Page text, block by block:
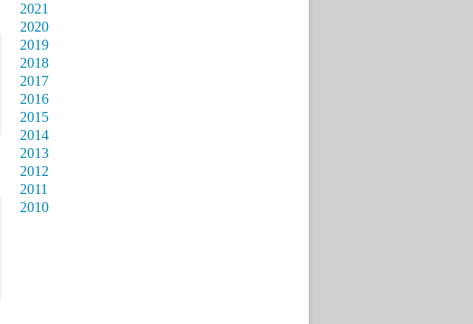
2021
2020
2019
2018
2017
2016
2015
2014
2013
2012
2011
2010